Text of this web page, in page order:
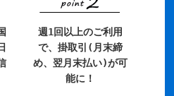
週1回以上のご利用
で、掛取引(月末締
め、翌月末払い)が可
能に！